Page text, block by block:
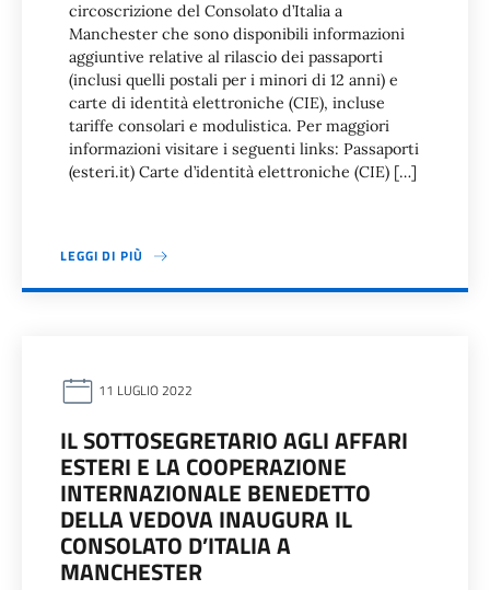
circoscrizione del Consolato d’Italia a
Manchester che sono disponibili informazioni
aggiuntive relative al rilascio dei passaporti
(inclusi quelli postali per i minori di 12 anni) e
carte di identità elettroniche (CIE), incluse
tariffe consolari e modulistica. Per maggiori
informazioni visitare i seguenti links: Passaporti
(esteri.it) Carte d’identità elettroniche (CIE) […]
LEGGI DI PIÙ
11 LUGLIO 2022
IL SOTTOSEGRETARIO AGLI AFFARI
ESTERI E LA COOPERAZIONE
INTERNAZIONALE BENEDETTO
DELLA VEDOVA INAUGURA IL
CONSOLATO D’ITALIA A
MANCHESTER